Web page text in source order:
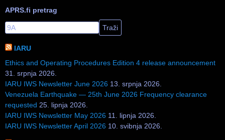
APRS.fi pretrag
IARU
Ethics and Operating Procedures Edition 4 release announcement
31. srpnja 2026.
IARU IWS Newsletter June 2026 13. srpnja 2026.
Venezuela Earthquake — 25th June 2026 Frequency clearance
requested 25. lipnja 2026.
IARU IWS Newsletter May 2026 11. lipnja 2026.
IARU IWS Newsletter April 2026 10. svibnja 2026.